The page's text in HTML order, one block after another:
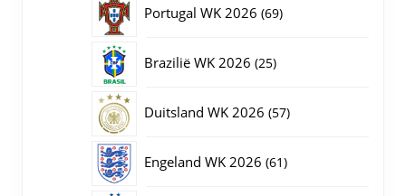
Portugal WK 2026 6969
Brazilië WK 2026 2525
Duitsland WK 2026 5757
Engeland WK 2026 6161